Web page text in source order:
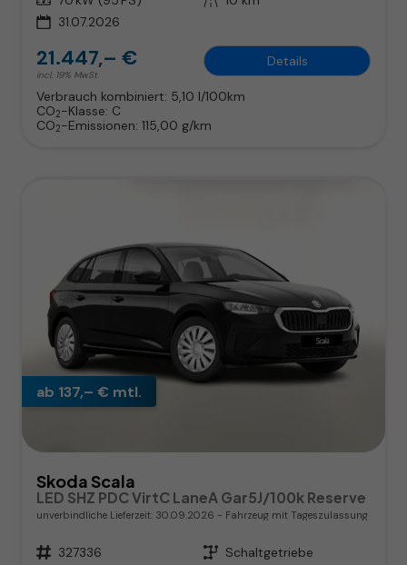
31.07.2026
21.447,– €
incl. 19% MwSt.
Details
Verbrauch kombiniert: 5,10 l/100km
CO2-Klasse: C
CO2-Emissionen: 115,00 g/km
ab 137,– € mtl.
Skoda Scala
LED SHZ PDC VirtC LaneA Gar5J/100k Reserve
unverbindliche Lieferzeit: 30.09.2026 Fahrzeug mit Tageszulassung
Fahrzeugnr. 327336 Getriebe Schaltgetriebe